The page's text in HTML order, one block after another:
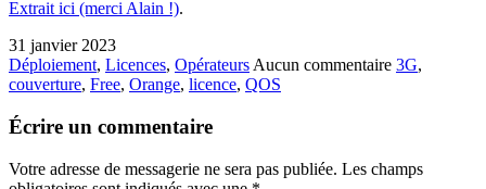
Extrait ici (merci Alain !).
31 janvier 2023
Déploiement, Licences, Opérateurs Aucun commentaire 3G,
couverture, Free, Orange, licence, QOS
Écrire un commentaire
Votre adresse de messagerie ne sera pas publiée. Les champs